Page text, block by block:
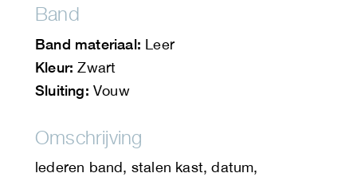
Band
Band materiaal: Leer
Kleur: Zwart
Sluiting: Vouw
Omschrijving
lederen band, stalen kast, datum,